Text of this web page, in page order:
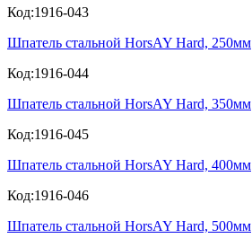
Код:1916-043
Шпатель стальной HorsAY Hard, 250мм
Код:1916-044
Шпатель стальной HorsAY Hard, 350мм
Код:1916-045
Шпатель стальной HorsAY Hard, 400мм
Код:1916-046
Шпатель стальной HorsAY Hard, 500мм